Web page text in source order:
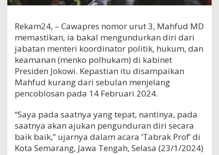
Rekam24, – Cawapres nomor urut 3, Mahfud MD
memastikan, ia bakal mengundurkan diri dari
jabatan menteri koordinator politik, hukum, dan
keamanan (menko polhukam) di kabinet
Presiden Jokowi. Kepastian itu disampaikan
Mahfud kurang dari sebulan menjelang
pencoblosan pada 14 Februari 2024.
“Saya pada saatnya yang tepat, nantinya, pada
saatnya akan ajukan pengunduran diri secara
baik baik,” ujarnya dalam acara ‘Tabrak Prof’ di
Kota Semarang, Jawa Tengah, Selasa (23/1/2024)